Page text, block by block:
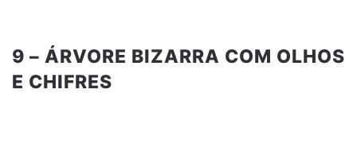
9 – ÁRVORE BIZARRA COM OLHOS
E CHIFRES